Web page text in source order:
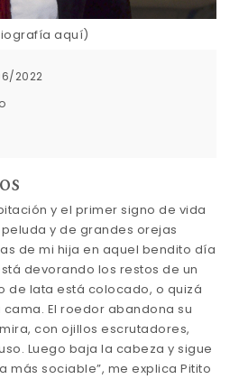
aquí)
2022
y el primer signo de vida
y de grandes orejas
de mi hija en aquel bendito día
devorando los restos de un
de lata está colocado, o quizá
El roedor abandona su
con ojillos escrutadores,
Luego baja la cabeza y sigue
más sociable”, me explica Pitito